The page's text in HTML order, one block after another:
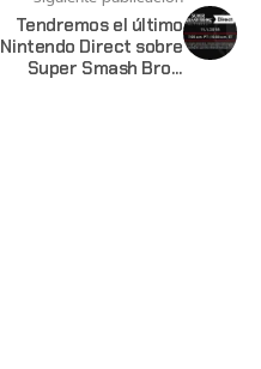
Tendremos el último
Nintendo Direct sobre
Super Smash Bros.